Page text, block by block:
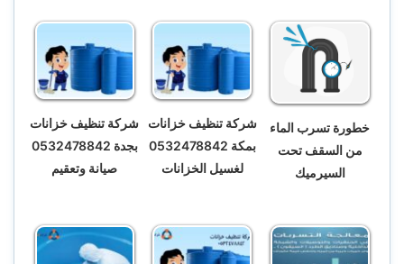
خطورة تسرب الماء
من السقف تحت
السيرميك
شركة تنظيف خزانات
بمكة 0532478842
لغسيل الخزانات
شركة تنظيف خزانات
بجدة 0532478842
صيانة وتعقيم